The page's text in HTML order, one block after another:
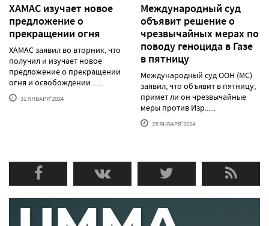
ХАМАС изучает новое
предложение о
прекращении огня
ХАМАС заявил во вторник, что
получил и изучает новое
предложение о прекращении
огня и освобождении ......
31 ЯНВАРЯ'2024
Международный суд
объявит решение о
чрезвычайных мерах по
поводу геноцида в Газе
в пятницу
Международный суд ООН (МС)
заявил, что объявит в пятницу,
примет ли он чрезвычайные
меры против Изр......
25 ЯНВАРЯ'2024